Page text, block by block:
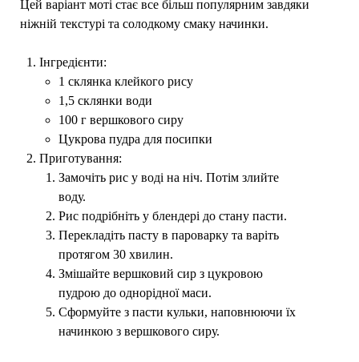
Цей варіант моті стає все більш популярним завдяки
ніжній текстурі та солодкому смаку начинки.
Інгредієнти:
1 склянка клейкого рису
1,5 склянки води
100 г вершкового сиру
Цукрова пудра для посипки
Приготування:
Замочіть рис у воді на ніч. Потім злийте
воду.
Рис подрібніть у блендері до стану пасти.
Перекладіть пасту в пароварку та варіть
протягом 30 хвилин.
Змішайте вершковий сир з цукровою
пудрою до однорідної маси.
Сформуйте з пасти кульки, наповнюючи їх
начинкою з вершкового сиру.